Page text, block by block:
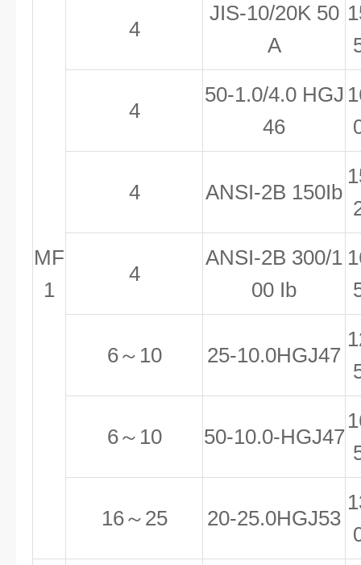
MF
1
4
JIS-10/20K 50
A
4
50-1.0/4.0 HGJ
46
4 ANSI-2B 150Ib
4
ANSI-2B 300/1
00 Ib
6～10 25-10.0HGJ47
6～10 50-10.0-HGJ47
16～25 20-25.0HGJ53